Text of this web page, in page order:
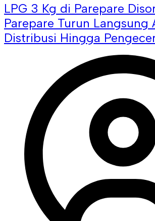
LPG 3 Kg di Parepare
Parepare Turun Langsung
Distribusi Hingga